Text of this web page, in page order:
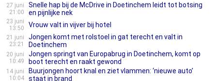
27 juni
21:00
‎Snelle hap bij de McDrive in Doetinchem leidt tot botsing
en pijnlijke nek
23 juni
13:50
Vrouw valt in vijver bij hotel
21 juni
23:21
Jongen komt met rolstoel in gat terecht en valt in
Doetinchem
20 juni
10:49
Jongen springt van Europabrug in Doetinchem, komt op
boot terecht en raakt gewond
14 juni
10:04
Buurjongen hoort knal en ziet vlammen: ‘nieuwe auto’
staat in brand